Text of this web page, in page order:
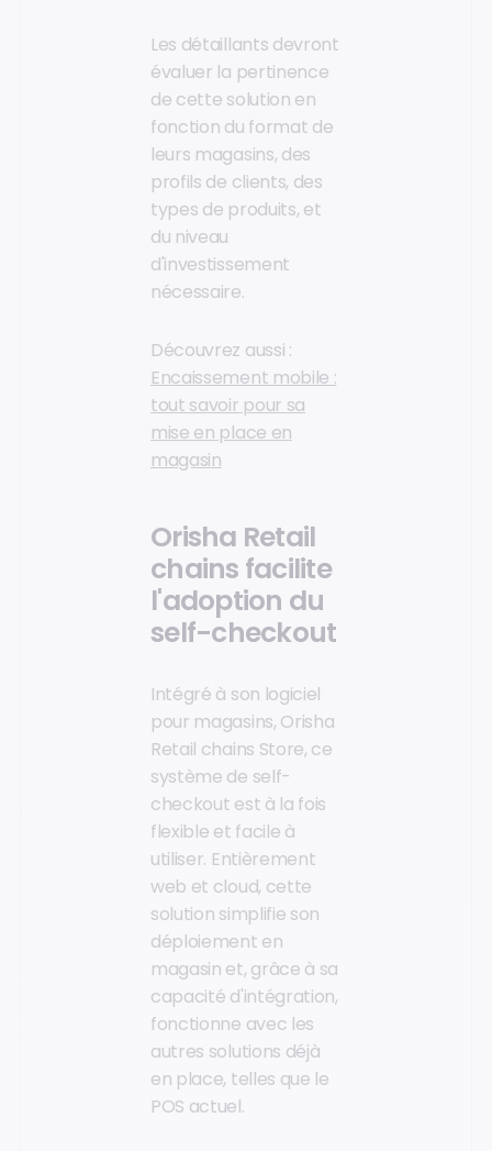
Les détaillants devront
évaluer la pertinence
de cette solution en
fonction du format de
leurs magasins, des
profils de clients, des
types de produits, et
du niveau
d'investissement
nécessaire.
Découvrez aussi :
Encaissement mobile :
tout savoir pour sa
mise en place en
magasin
Orisha Retail
chains facilite
l'adoption du
self-checkout
Intégré à son logiciel
pour magasins, Orisha
Retail chains Store, ce
système de self-
checkout est à la fois
flexible et facile à
utiliser. Entièrement
web et cloud, cette
solution simplifie son
déploiement en
magasin et, grâce à sa
capacité d'intégration,
fonctionne avec les
autres solutions déjà
en place, telles que le
POS actuel.